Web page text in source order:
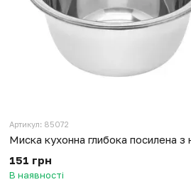
Артикул: 85072
151 грн
В наявності